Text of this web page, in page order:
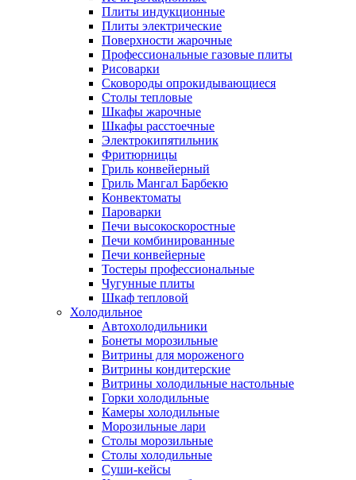
Плиты индукционные
Плиты электрические
Поверхности жарочные
Профессиональные газовые плиты
Рисоварки
Сковороды опрокидывающиеся
Столы тепловые
Шкафы жарочные
Шкафы расстоечные
Электрокипятильник
Фритюрницы
Гриль конвейерный
Гриль Мангал Барбекю
Конвектоматы
Пароварки
Печи высокоскоростные
Печи комбинированные
Печи конвейерные
Тостеры профессиональные
Чугунные плиты
Шкаф тепловой
Холодильное
Автохолодильники
Бонеты морозильные
Витрины для мороженого
Витрины кондитерские
Витрины холодильные настольные
Горки холодильные
Камеры холодильные
Морозильные лари
Столы морозильные
Столы холодильные
Суши-кейсы